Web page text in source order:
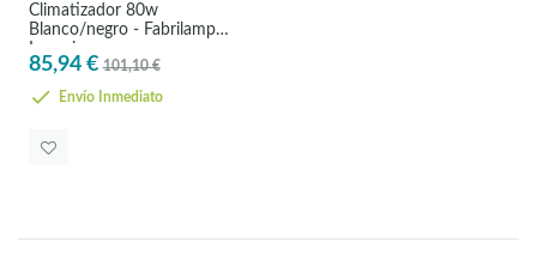
Climatizador 80w
Blanco/negro - Fabrilamp
Imperio
85,94 € 101,10 €
Envío Inmediato